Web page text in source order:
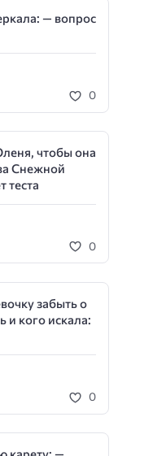
— вопрос
0
чтобы она
Снежной
теста
0
забыть о
и кого искала:
0